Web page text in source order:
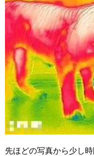
先ほどの写真から少し